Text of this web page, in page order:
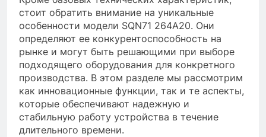
стоит обратить внимание на уникальные
особенности модели SQN71 264A20. Они
определяют ее конкурентоспособность на
рынке и могут быть решающими при выборе
подходящего оборудования для конкретного
производства. В этом разделе мы рассмотрим
как инновационные функции, так и те аспекты,
которые обеспечивают надежную и
стабильную работу устройства в течение
длительного времени.